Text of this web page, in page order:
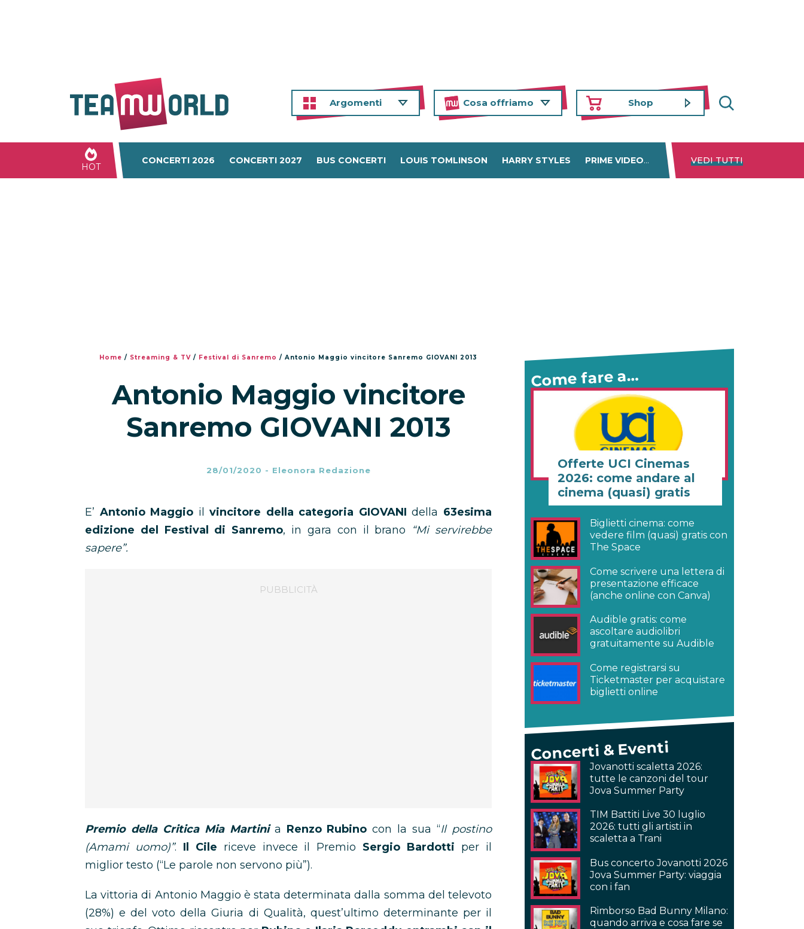
Argomenti Cosa offriamo Shop
HOT
CONCERTI 2026 CONCERTI 2027 BUS CONCERTI LOUIS TOMLINSON HARRY STYLES PRIME VIDEO DISNEY+ NETFLIX
VEDI TUTTI
Home / Streaming & TV / Festival di Sanremo / Antonio Maggio vincitore Sanremo GIOVANI 2013
Antonio Maggio vincitore
Sanremo GIOVANI 2013
28/01/2020 - Eleonora Redazione
E’ Antonio Maggio ilvincitore della categoria GIOVANI della 63esima
edizione del Festival di Sanremo, in gara con il brano “Mi servirebbe
sapere”.
Premio della Critica Mia Martini a Renzo Rubino con la sua “Il postino
(Amami uomo)”. Il Cile riceve invece il Premio Sergio Bardotti per il
miglior testo (“Le parole non servono più”).
La vittoria di Antonio Maggio è stata determinata dalla somma del televoto
(28%) e del voto della Giuria di Qualità, quest’ultimo determinante per il
Come fare a…
Offerte UCI Cinemas
2026: come andare al
cinema (quasi) gratis
Biglietti cinema: come
vedere film (quasi) gratis con
The Space
Come scrivere una lettera di
presentazione efficace
(anche online con Canva)
Audible gratis: come
ascoltare audiolibri
gratuitamente su Audible
Come registrarsi su
Ticketmaster per acquistare
biglietti online
Concerti & Eventi
Jovanotti scaletta 2026:
tutte le canzoni del tour
Jova Summer Party
TIM Battiti Live 30 luglio
2026: tutti gli artisti in
scaletta a Trani
Bus concerto Jovanotti 2026
Jova Summer Party: viaggia
con i fan
Rimborso Bad Bunny Milano:
quando arriva e cosa fare se